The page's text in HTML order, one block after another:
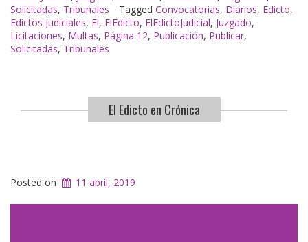
Solicitadas, Tribunales Tagged Convocatorias, Diarios, Edicto,
Edictos Judiciales, El, ElEdicto, ElEdictoJudicial, Juzgado,
Licitaciones, Multas, Página 12, Publicación, Publicar,
Solicitadas, Tribunales
El Edicto en Crónica
Posted on 11 abril, 2019